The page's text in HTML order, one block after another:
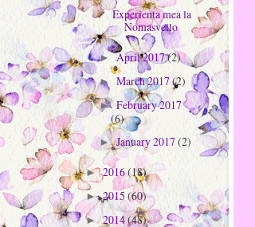
Experienta mea la
Nomasvello
►April 2017(2)
► March 2017(2)
► February 2017
(6)
►January 2017(2)
►2016(18)
►2015 (60)
►2014(48)